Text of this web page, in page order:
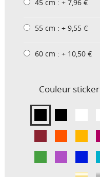
45 cm : + 7,96 €
55 cm : + 9,55 €
60 cm : + 10,50 €
Couleur sticker